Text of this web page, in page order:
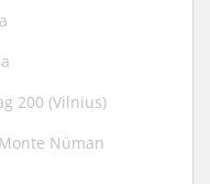
200 (Vilnius)
Nüman